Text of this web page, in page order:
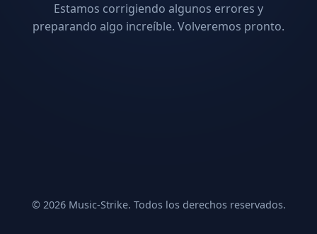
Estamos corrigiendo algunos errores y
preparando algo increíble. Volveremos pronto.
© 2026 Music-Strike. Todos los derechos reservados.